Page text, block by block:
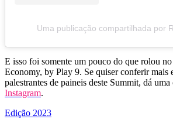
Uma publicação compartilhada por
E isso foi somente um pouco do que rolou
Economy, by Play 9. Se quiser conferir mais
palestrantes de paineis deste Summit, dá
Instagram.
Edição 2023